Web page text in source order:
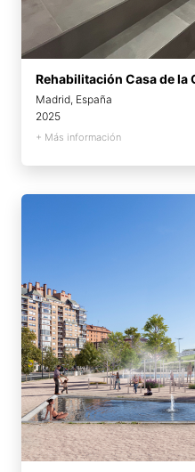
Rehabilitación Casa de la
Madrid, España
2025
+ Más información